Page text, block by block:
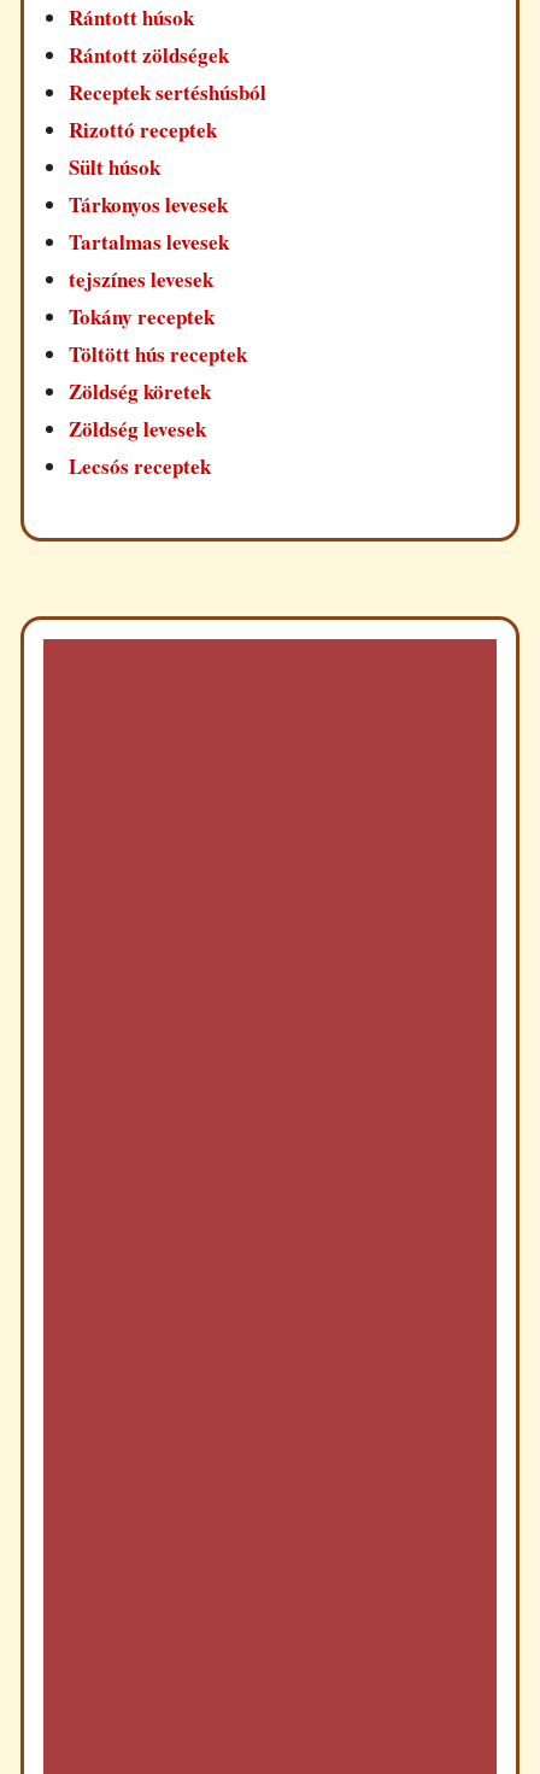
Rántott húsok
Rántott zöldségek
Receptek sertéshúsból
Rizottó receptek
Sült húsok
Tárkonyos levesek
Tartalmas levesek
tejszínes levesek
Tokány receptek
Töltött hús receptek
Zöldség köretek
Zöldség levesek
Lecsós receptek